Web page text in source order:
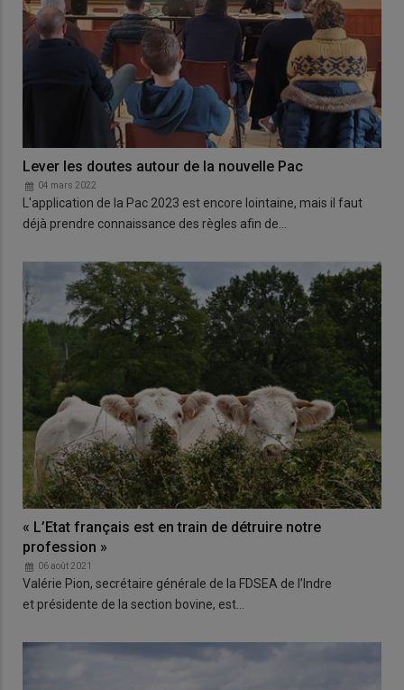
Lever les doutes autour de la nouvelle Pac
04 mars 2022
L'application de la Pac 2023 est encore lointaine, mais il faut
déjà prendre connaissance des règles afin de…
« L’Etat français est en train de détruire notre
profession »
06 août 2021
Valérie Pion, secrétaire générale de la FDSEA de l’Indre
et présidente de la section bovine, est…